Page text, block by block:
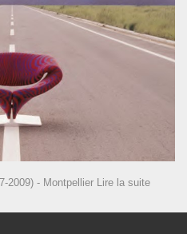
2009) - Montpellier Lire la suite